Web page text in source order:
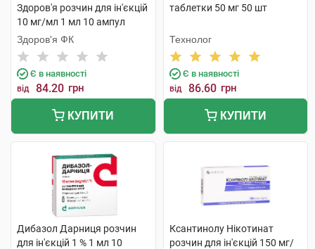
Здоров'я розчин для ін'єкцій
10 мг/мл 1 мл 10 ампул
Здоров'я ФК
Є в наявності
від 84.20 грн
КУПИТИ
таблетки 50 мг 50 шт
Технолог
Є в наявності
від 86.60 грн
КУПИТИ
Дибазол Дарниця розчин
для ін'єкцій 1 % 1 мл 10
Ксантинолу Нікотинат
розчин для ін'єкцій 150 мг/